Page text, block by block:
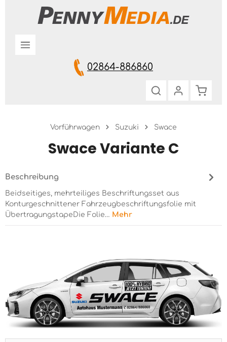
Zum Hauptinhalt springen
02864-886860
Vorführwagen Suzuki Swace
Swace Variante C
Beschreibung
Beidseitiges, mehrteiliges Beschriftungsset aus
Konturgeschnittener Fahrzeugbeschriftungsfolie mit
ÜbertragungstapeDie Folie… Mehr